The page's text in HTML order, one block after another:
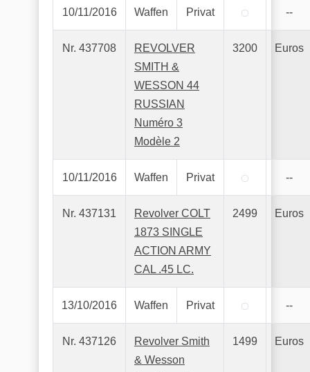
10/11/2016 Waffen Privat --
Nr. 437708
REVOLVER
SMITH &
WESSON 44
RUSSIAN
Numéro 3
Modèle 2
3200 Euros
10/11/2016 Waffen Privat --
Nr. 437131
Revolver COLT
1873 SINGLE
ACTION ARMY
CAL .45 LC.
2499 Euros
13/10/2016 Waffen Privat --
Nr. 437126
Revolver Smith
& Wesson
1499 Euros